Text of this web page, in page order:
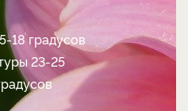
18 градусов
23-25